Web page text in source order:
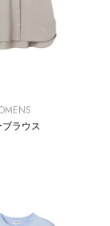
ラウス